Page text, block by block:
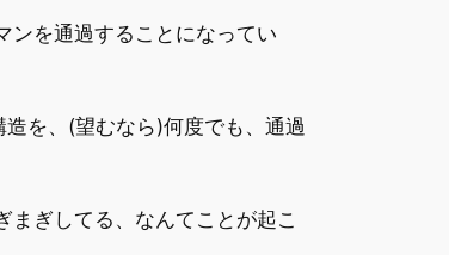
ンを通過することになってい
を、(望むなら)何度でも、通過
ぎしてる、なんてことが起こ